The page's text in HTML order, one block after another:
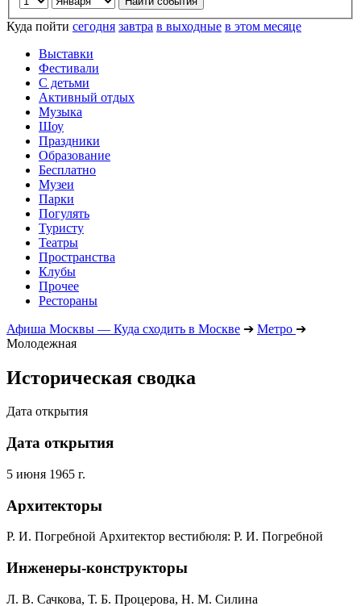
Куда пойти сегодня завтра в выходные в этом месяце
Выставки
Фестивали
С детьми
Активный отдых
Музыка
Шоу
Праздники
Образование
Бесплатно
Музеи
Парки
Погулять
Туристу
Театры
Пространства
Клубы
Прочее
Рестораны
Афиша Москвы — Куда сходить в Москве ➔ Метро ➔
Молодежная
Историческая сводка
Дата открытия
Дата открытия
5 июня 1965 г.
Архитекторы
Р. И. Погребной Архитектор вестибюля: Р. И. Погребной
Инженеры-конструкторы
Л. В. Сачкова, Т. Б. Процерова, Н. М. Силина